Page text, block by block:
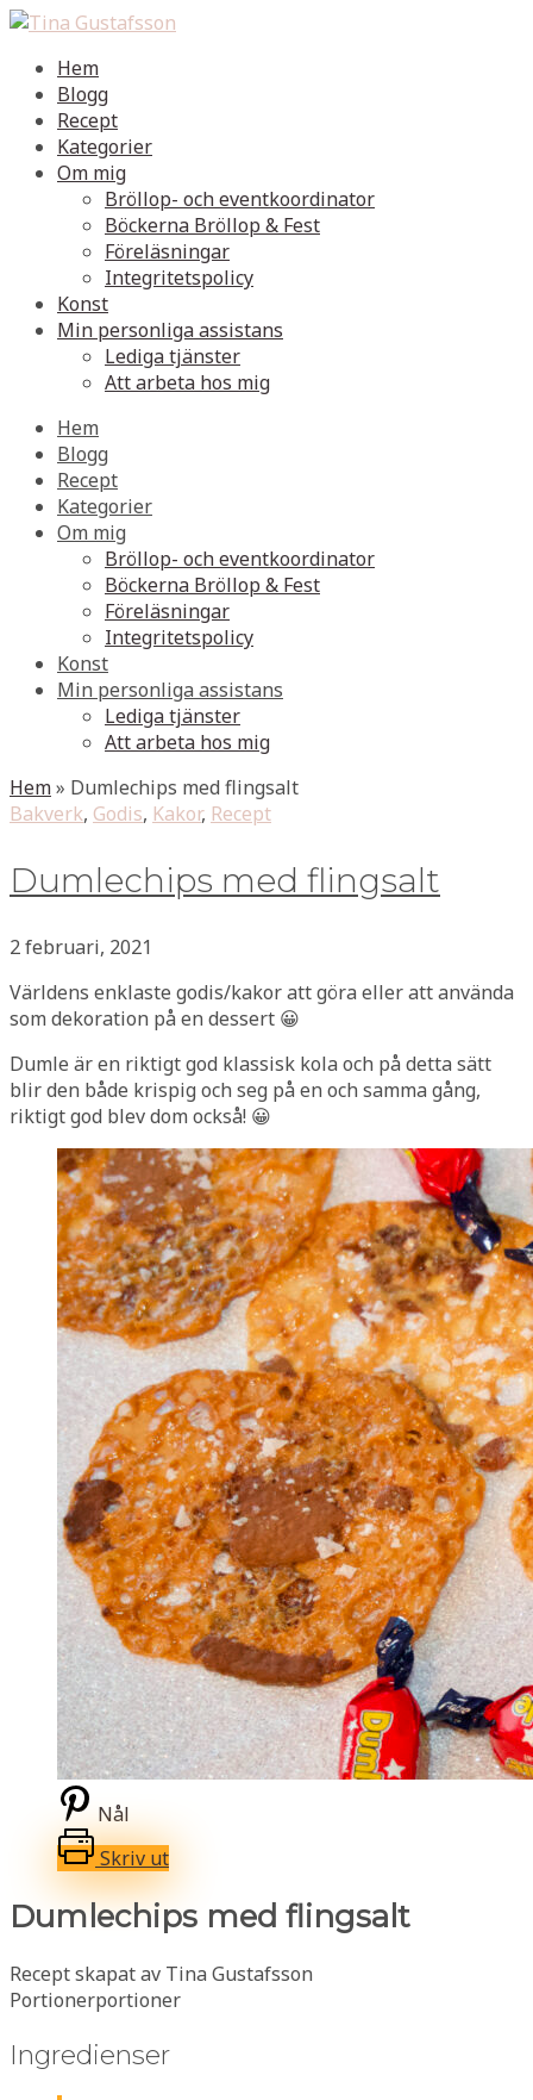
Hem
Blogg
Recept
Kategorier
Om mig
Bröllop- och eventkoordinator
Böckerna Bröllop & Fest
Föreläsningar
Integritetspolicy
Konst
Min personliga assistans
Lediga tjänster
Att arbeta hos mig
Hem
Blogg
Recept
Kategorier
Om mig
Bröllop- och eventkoordinator
Böckerna Bröllop & Fest
Föreläsningar
Integritetspolicy
Konst
Min personliga assistans
Lediga tjänster
Att arbeta hos mig
Hem» Dumlechips med flingsalt
Bakverk, Godis, Kakor, Recept
Dumlechips med flingsalt
2 februari, 2021
Världens enklaste godis/kakor att göra eller att använda
som dekoration på en dessert 😀
Dumle är en riktigt god klassisk kola och på detta sätt
blir den både krispig och seg på en och samma gång,
riktigt god blev dom också! 😀
Nål
Skriv ut
Dumlechips med flingsalt
Recept skapat av Tina Gustafsson
Portionerportioner
Ingredienser